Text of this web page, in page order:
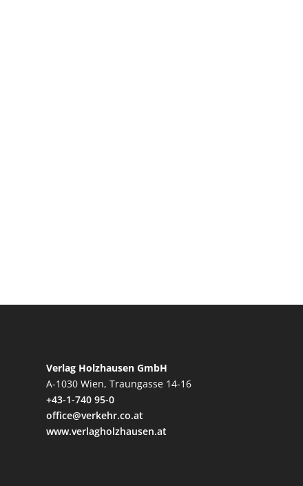
Verlag Holzhausen GmbH
A-1030 Wien, Traungasse 14-16
+43-1-740 95-0
office@verkehr.co.at
www.verlagholzhausen.at